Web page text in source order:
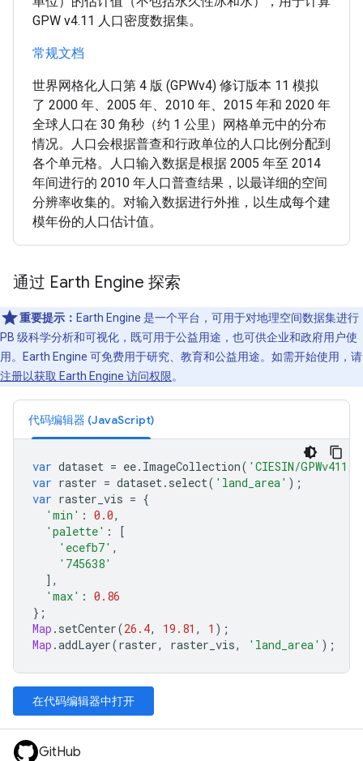
GPW v4.11 人口密度数据集。
常规文档
世界网格化人口第 4 版 (GPWv4) 修订版本 11 模拟
了 2000 年、2005 年、2010 年、2015 年和 2020 年
全球人口在 30 角秒（约 1 公里）网格单元中的分布
情况。人口会根据普查和行政单位的人口比例分配到
各个单元格。人口输入数据是根据 2005 年至 2014
年间进行的 2010 年人口普查结果，以最详细的空间
分辨率收集的。对输入数据进行外推，以生成每个建
模年份的人口估计值。
通过 Earth Engine 探索
重要提示： Earth Engine 是一个平台，可用于对地理空间数据集进行
PB 级科学分析和可视化，既可用于公益用途，也可供企业和政府用户使
用。Earth Engine 可免费用于研究、教育和公益用途。如需开始使用，请
注册以获取 Earth Engine 访问权限。
代码编辑器 (JavaScript)
var dataset = ee. ImageCollection( 'CIESIN/GPWv411/
var raster = dataset. select( 'land_area' );
var raster_vis = {
'min' : 0.0,
'palette' :
[
'ecefb7' ,
'745638'
],
'max' : 0.86
};
Map . setCenter(26.4, 19.81 , 1 );
Map .addLayer(raster, raster_vis, 'land_area' );
在代码编辑器中打开
GitHub